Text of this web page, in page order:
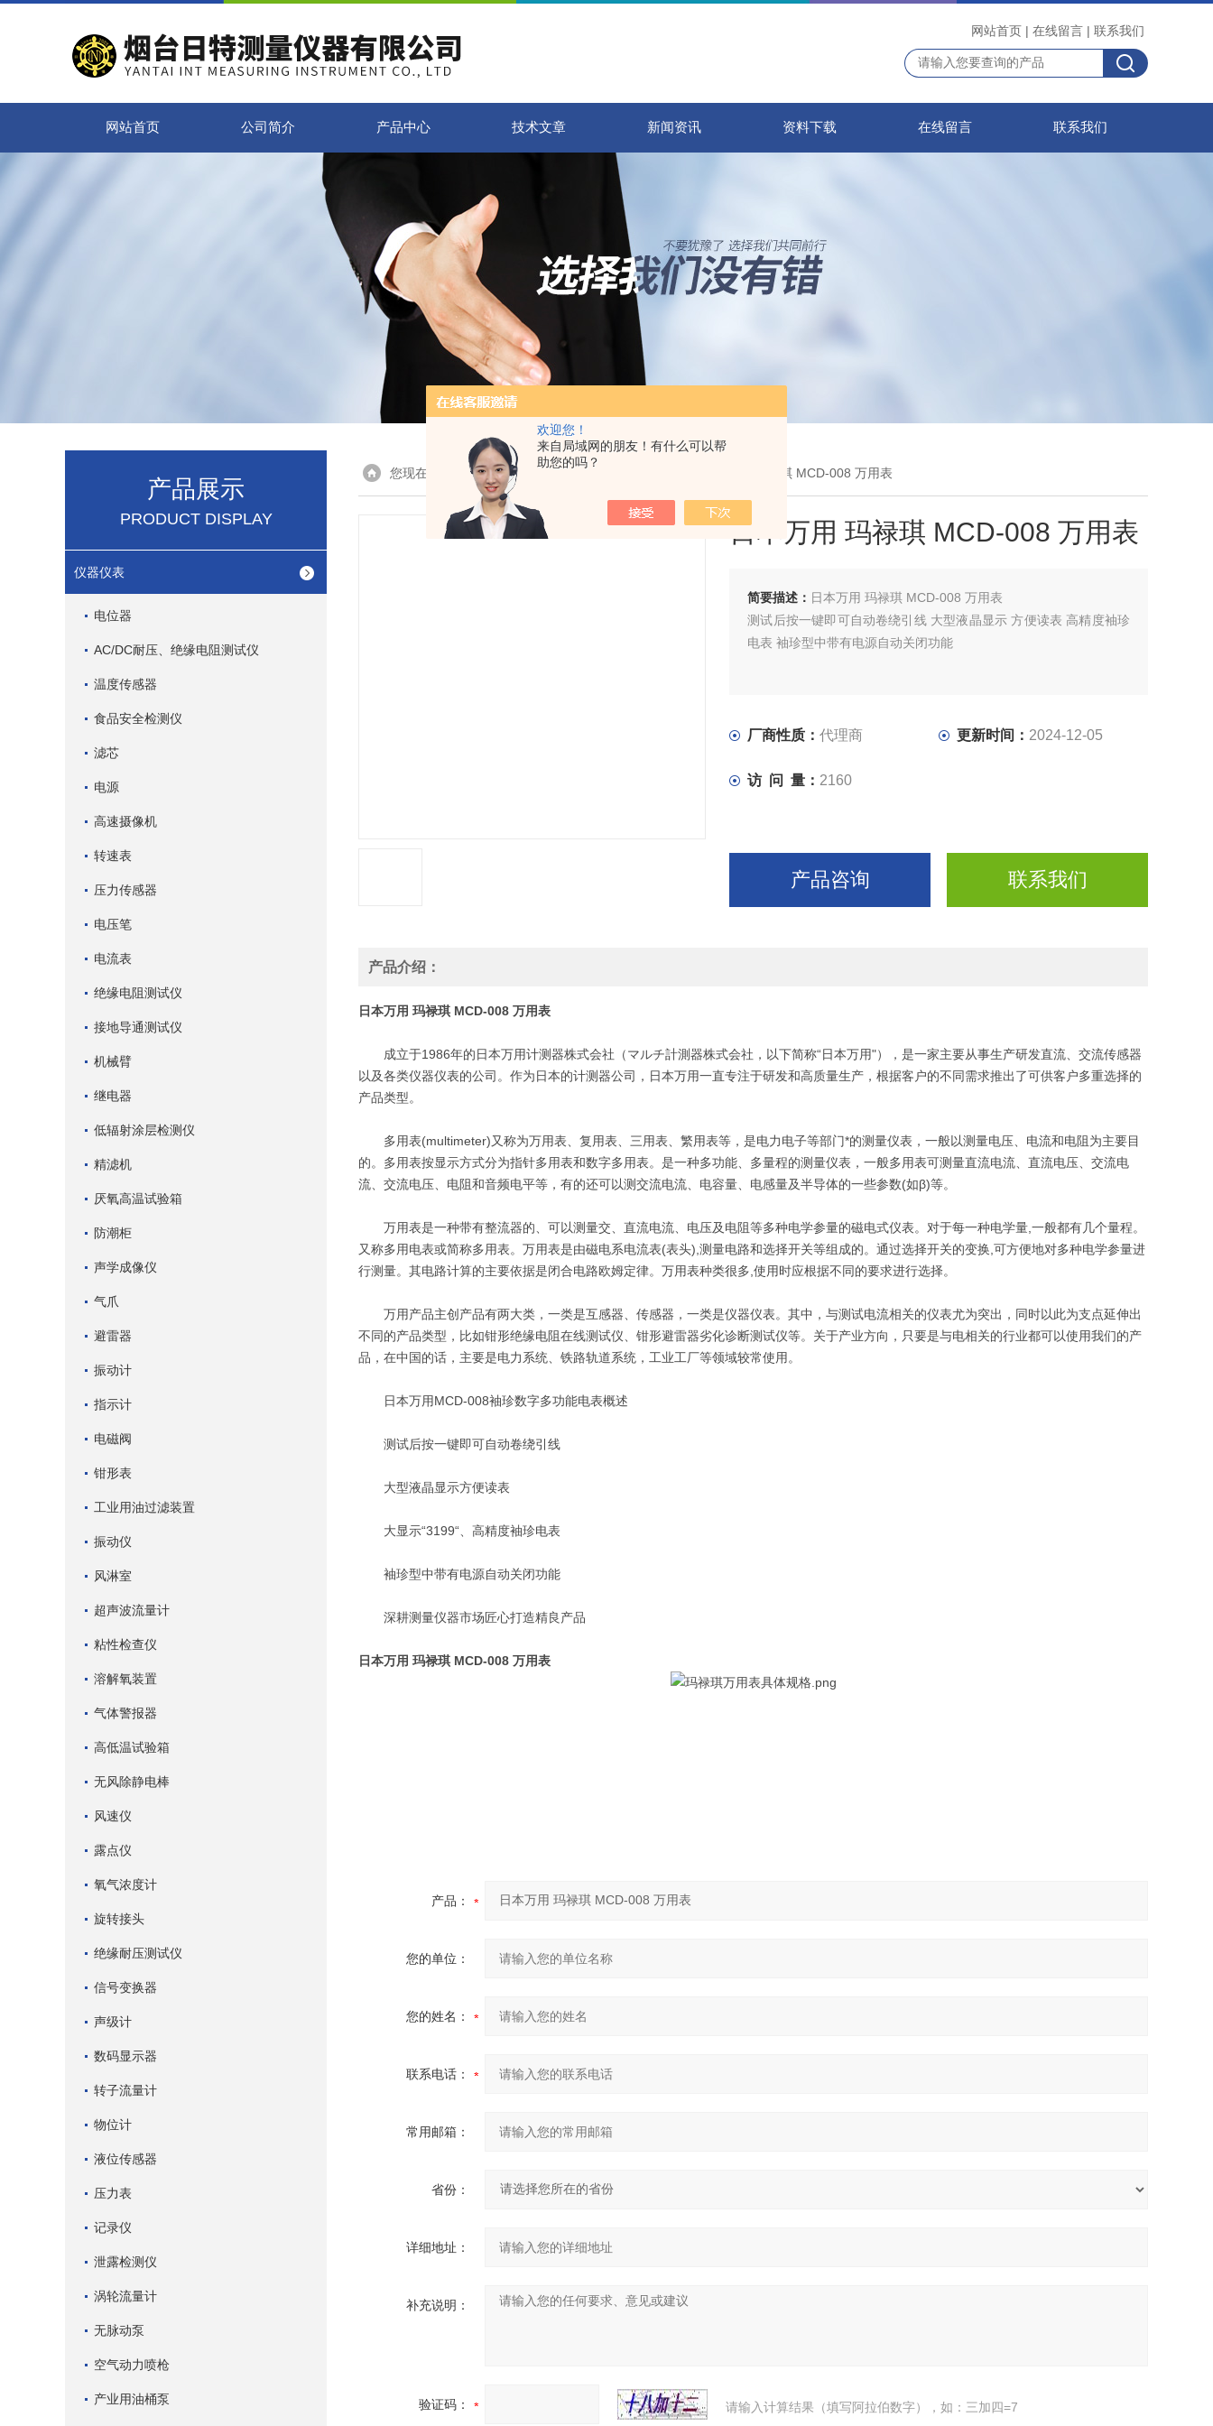
欢迎您！
来自局域网的朋友！有什么可以帮
助您的吗？
网站首页 | 在线留言 | 联系我们
网站首页 公司简介 产品中心 技术文章 新闻资讯 资料下载 在线留言 联系我们
产品展示
PRODUCT DISPLAY
仪器仪表
电位器
AC/DC耐压、绝缘电阻测试仪
温度传感器
食品安全检测仪
滤芯
电源
高速摄像机
转速表
压力传感器
电压笔
电流表
绝缘电阻测试仪
接地导通测试仪
机械臂
继电器
低辐射涂层检测仪
精滤机
厌氧高温试验箱
防潮柜
声学成像仪
气爪
避雷器
振动计
指示计
电磁阀
钳形表
工业用油过滤装置
振动仪
风淋室
超声波流量计
粘性检查仪
溶解氧装置
气体警报器
高低温试验箱
无风除静电棒
风速仪
露点仪
氧气浓度计
旋转接头
绝缘耐压测试仪
信号变换器
声级计
数码显示器
转子流量计
物位计
液位传感器
压力表
记录仪
泄露检测仪
涡轮流量计
无脉动泵
空气动力喷枪
产业用油桶泵
您现在的位置：首页> 产品展示 > 仪器仪表 > 日本万用 玛禄琪 MCD-008 万用表
日本万用 玛禄琪 MCD-008 万用表
简要描述： 日本万用 玛禄琪 MCD-008 万用表
测试后按一键即可自动卷绕引线 大型液晶显示 方便读表 高精度袖珍
电表 袖珍型中带有电源自动关闭功能
厂商性质：代理商 更新时间： 2024-12-05
访 问 量： 2160
产品咨询 联系我们
产品介绍：
日本万用 玛禄琪 MCD-008 万用表
成立于1986年的日本万用计测器株式会社（マルチ計測器株式会社，以下简称“日本万用"），是一家主要从事生产研发直流、交流传感器
以及各类仪器仪表的公司。作为日本的计测器公司，日本万用一直专注于研发和高质量生产，根据客户的不同需求推出了可供客户多重选择的
产品类型。
多用表(multimeter)又称为万用表、复用表、三用表、繁用表等，是电力电子等部门*的测量仪表，一般以测量电压、电流和电阻为主要目
的。多用表按显示方式分为指针多用表和数字多用表。是一种多功能、多量程的测量仪表，一般多用表可测量直流电流、直流电压、交流电
流、交流电压、电阻和音频电平等，有的还可以测交流电流、电容量、电感量及半导体的一些参数(如β)等。
万用表是一种带有整流器的、可以测量交、直流电流、电压及电阻等多种电学参量的磁电式仪表。对于每一种电学量,一般都有几个量程。
又称多用电表或简称多用表。万用表是由磁电系电流表(表头),测量电路和选择开关等组成的。通过选择开关的变换,可方便地对多种电学参量进
行测量。其电路计算的主要依据是闭合电路欧姆定律。万用表种类很多,使用时应根据不同的要求进行选择。
万用产品主创产品有两大类，一类是互感器、传感器，一类是仪器仪表。其中，与测试电流相关的仪表尤为突出，同时以此为支点延伸出
不同的产品类型，比如钳形绝缘电阻在线测试仪、钳形避雷器劣化诊断测试仪等。关于产业方向，只要是与电相关的行业都可以使用我们的产
品，在中国的话，主要是电力系统、铁路轨道系统，工业工厂等领域较常使用。
日本万用MCD-008袖珍数字多功能电表概述
测试后按一键即可自动卷绕引线
大型液晶显示方便读表
大显示“3199“、高精度袖珍电表
袖珍型中带有电源自动关闭功能
深耕测量仪器市场匠心打造精良产品
日本万用 玛禄琪 MCD-008 万用表
产品：
您的单位：
您的姓名：
联系电话：
常用邮箱：
省份：
详细地址：
补充说明：
验证码： 请输入计算结果（填写阿拉伯数字），如：三加四=7